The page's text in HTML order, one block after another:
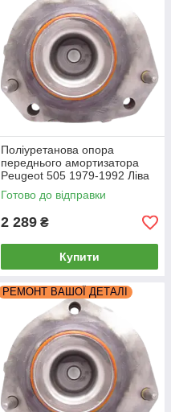
Поліуретанова опора
переднього амортизатора
Peugeot 505 1979-1992 Ліва
Готово до відправки
2 289 ₴
Купити
РЕМОНТ ВАШОЇ ДЕТАЛІ